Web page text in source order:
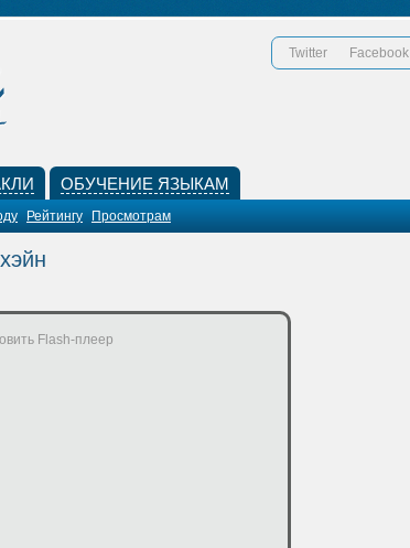
Twitter Facebook
ОБУЧЕНИЕ ЯЗЫКАМ
Рейтингу Просмотрам
Flash-плеер